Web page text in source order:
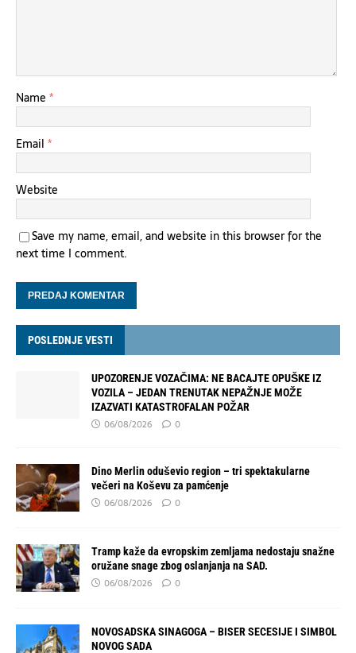
Name *
Email *
Website
Save my name, email, and website in this browser for the
next time I comment.
POSLEDNJE VESTI
UPOZORENJE VOZAČIMA: NE BACAJTE OPUŠKE IZ
VOZILA – JEDAN TRENUTAK NEPAŽNJE MOŽE
IZAZVATI KATASTROFALAN POŽAR
06/08/2026 0
Dino Merlin oduševio region – tri spektakularne
večeri na Koševu za pamćenje
06/08/2026 0
Tramp kaže da evropskim zemljama nedostaju snažne
oružane snage zbog oslanjanja na SAD.
06/08/2026 0
NOVOSADSKA SINAGOGA – BISER SECESIJE I SIMBOL
NOVOG SADA